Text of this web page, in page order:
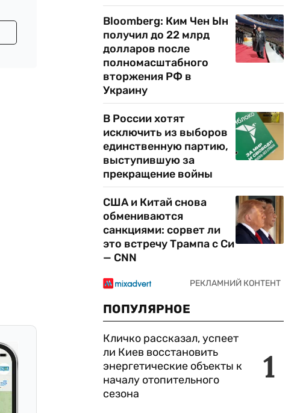
Bloomberg: Ким Чен Ын
получил до 22 млрд
долларов после
полномасштабного
вторжения РФ в
Украину
В России хотят
исключить из выборов
единственную партию,
выступившую за
прекращение войны
США и Китай снова
обмениваются
санкциями: сорвет ли
это встречу Трампа с Си
— CNN
ПОПУЛЯРНОЕ
1
Кличко рассказал, успеет
ли Киев восстановить
энергетические объекты к
началу отопительного
сезона